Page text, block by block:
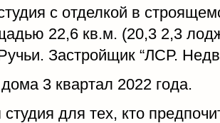
с отделкой в
22,6 кв.м. (20,3 2,3
Застройщик “ЛСР.
3 квартал 2022 года.
для тех, кто